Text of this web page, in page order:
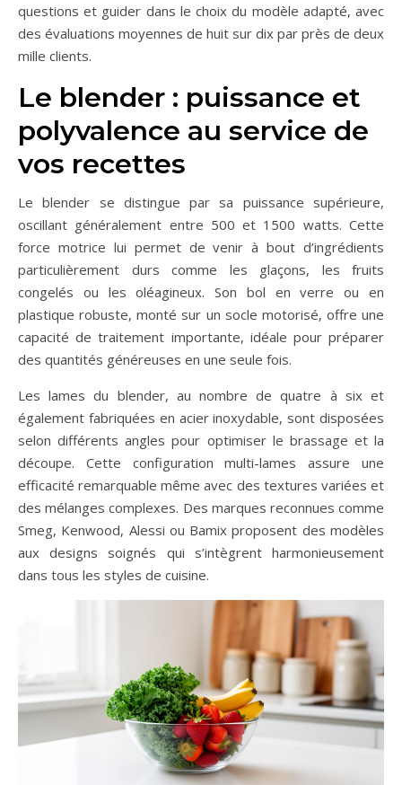
questions et guider dans le choix du modèle adapté, avec
des évaluations moyennes de huit sur dix par près de deux
mille clients.
Le blender : puissance et
polyvalence au service de
vos recettes
Le blender se distingue par sa puissance supérieure,
oscillant généralement entre 500 et 1500 watts. Cette
force motrice lui permet de venir à bout d’ingrédients
particulièrement durs comme les glaçons, les fruits
congelés ou les oléagineux. Son bol en verre ou en
plastique robuste, monté sur un socle motorisé, offre une
capacité de traitement importante, idéale pour préparer
des quantités généreuses en une seule fois.
Les lames du blender, au nombre de quatre à six et
également fabriquées en acier inoxydable, sont disposées
selon différents angles pour optimiser le brassage et la
découpe. Cette configuration multi-lames assure une
efficacité remarquable même avec des textures variées et
des mélanges complexes. Des marques reconnues comme
Smeg, Kenwood, Alessi ou Bamix proposent des modèles
aux designs soignés qui s’intègrent harmonieusement
dans tous les styles de cuisine.